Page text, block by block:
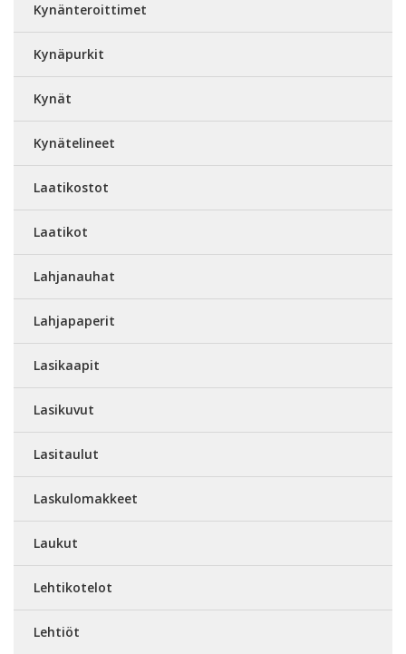
Kynänteroittimet
Kynäpurkit
Kynät
Kynätelineet
Laatikostot
Laatikot
Lahjanauhat
Lahjapaperit
Lasikaapit
Lasikuvut
Lasitaulut
Laskulomakkeet
Laukut
Lehtikotelot
Lehtiöt